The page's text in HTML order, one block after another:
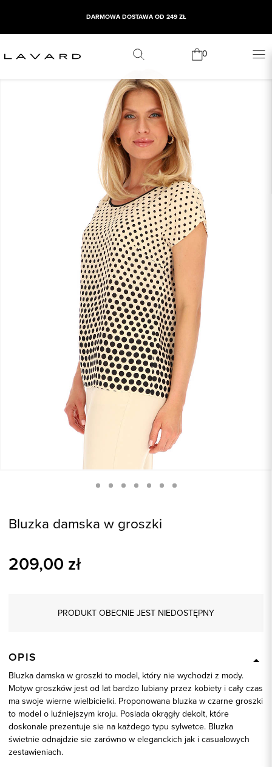
DARMOWA DOSTAWA OD 249 ZŁ
0
Bluzka damska w groszki
209,00 zł
PRODUKT OBECNIE JEST NIEDOSTĘPNY
OPIS
Bluzka damska w groszki to model, który nie wychodzi z mody.
Motyw groszków jest od lat bardzo lubiany przez kobiety i cały czas
ma swoje wierne wielbicielki. Proponowana bluzka w czarne groszki
to model o luźniejszym kroju. Posiada okrągły dekolt, które
doskonale prezentuje sie na każdego typu sylwetce. Bluzka
świetnie odnajdzie sie zarówno w eleganckich jak i casualowych
zestawieniach.